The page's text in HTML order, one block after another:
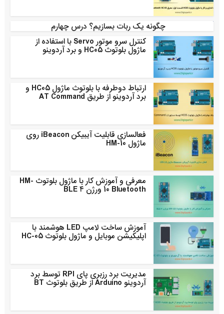
چگونه یک ربات بسازیم؟ درس چهارم
کنترل سرو موتور Servo با استفاده از
ماژول بلوتوث HC05 و برد آردوینو
ارتباط دوطرفه با بلوتوث ماژول HC05 و
برد آردوینو از طریق AT Command
فعالسازی قابلیت آیبیکن iBeacon روی
ماژول HM-10
معرفی و آموزش کار با ماژول بلوتوث HM-
10 Bluetooth ورژن ۴ BLE
آموزش ساخت لامپ LED هوشمند با
اپلیکیشن موبایل و ماژول بلوتوث HC-05
مدیریت برد رزبری پای RPI توسط برد
آردوینو Arduino از طریق بلوتوث BT